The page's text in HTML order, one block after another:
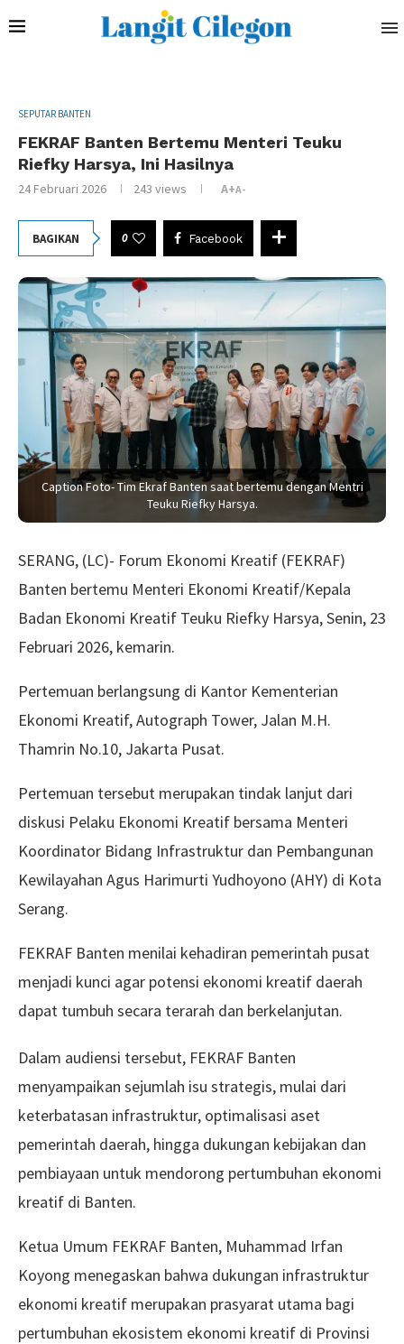
SEPUTAR BANTEN
FEKRAF Banten Bertemu Menteri Teuku
Riefky Harsya, Ini Hasilnya
24 Februari 2026 243 views A+A-
BAGIKAN 0 Facebook
Caption Foto- Tim Ekraf Banten saat bertemu dengan Mentri
Teuku Riefky Harsya.
SERANG, (LC)- Forum Ekonomi Kreatif (FEKRAF)
Banten bertemu Menteri Ekonomi Kreatif/Kepala
Badan Ekonomi Kreatif Teuku Riefky Harsya, Senin, 23
Februari 2026, kemarin.
Pertemuan berlangsung di Kantor Kementerian
Ekonomi Kreatif, Autograph Tower, Jalan M.H.
Thamrin No.10, Jakarta Pusat.
Pertemuan tersebut merupakan tindak lanjut dari
diskusi Pelaku Ekonomi Kreatif bersama Menteri
Koordinator Bidang Infrastruktur dan Pembangunan
Kewilayahan Agus Harimurti Yudhoyono (AHY) di Kota
Serang.
FEKRAF Banten menilai kehadiran pemerintah pusat
menjadi kunci agar potensi ekonomi kreatif daerah
dapat tumbuh secara terarah dan berkelanjutan.
Dalam audiensi tersebut, FEKRAF Banten
menyampaikan sejumlah isu strategis, mulai dari
keterbatasan infrastruktur, optimalisasi aset
pemerintah daerah, hingga dukungan kebijakan dan
pembiayaan untuk mendorong pertumbuhan ekonomi
kreatif di Banten.
Ketua Umum FEKRAF Banten, Muhammad Irfan
Koyong menegaskan bahwa dukungan infrastruktur
ekonomi kreatif merupakan prasyarat utama bagi
pertumbuhan ekosistem ekonomi kreatif di Provinsi